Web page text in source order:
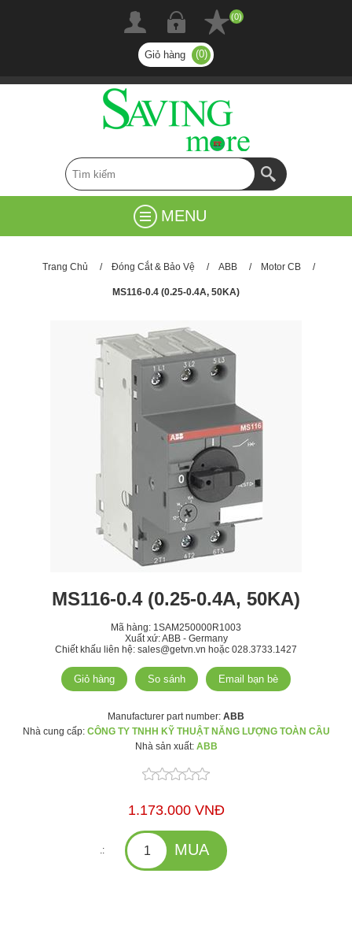
(0)
Giỏ hàng (0)
MENU
Trang Chủ / Đóng Cắt & Bảo Vệ / ABB / Motor CB /
MS116-0.4 (0.25-0.4A, 50KA)
MS116-0.4 (0.25-0.4A, 50KA)
Mã hàng: 1SAM250000R1003
Xuất xứ: ABB - Germany
Chiết khấu liên hệ: sales@getvn.vn hoặc 028.3733.1427
Manufacturer part number: ABB
Nhà cung cấp: CÔNG TY TNHH KỸ THUẬT NĂNG LƯỢNG TOÀN CẦU
Nhà sản xuất: ABB
1.173.000 VNĐ
.: